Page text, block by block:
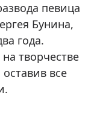
певица
Бунина,
года.
творчестве
все